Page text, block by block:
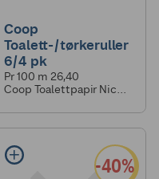
Coop
Toalett-/tørkeruller
6/4 pk
Pr 100 m 26,40
Coop Toalettpapir Nice
-40%